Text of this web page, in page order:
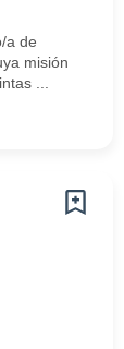
a de
misión
...